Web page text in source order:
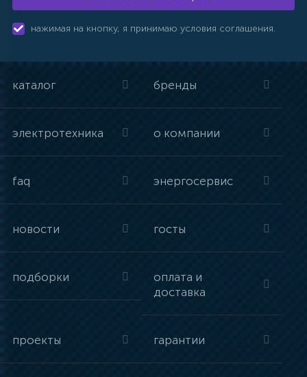
нажимая на кнопку, я принимаю условия соглашения.
каталог бренды
электротехника о компании
faq энергосервис
новости госты
подборки
оплата и
доставка
проекты гарантии